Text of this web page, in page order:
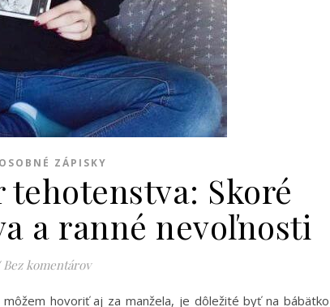
OSOBNÉ ZÁPISKY
Skoré
a ranné nevoľnosti
Bez komentárov
hovoriť aj za manžela, je dôležité byť na bábätko